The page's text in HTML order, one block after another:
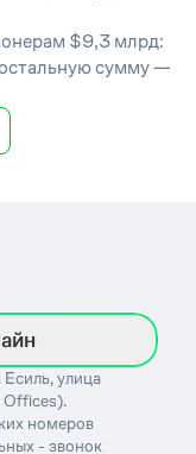
$9,3 млрд:
сумму —
Есиль, улица
Offices).
номеров
- звонок